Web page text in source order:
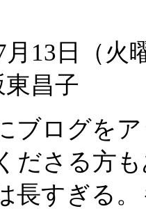
月13日（火
昌子
ブログを
ださる方
長すぎる